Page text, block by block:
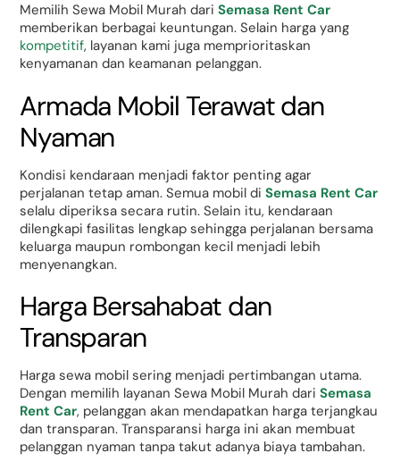
Memilih Sewa Mobil Murah dariSemasa Rent Car
memberikan berbagai keuntungan. Selain harga yang
kompetitif, layanan kami juga memprioritaskan
kenyamanan dan keamanan pelanggan.
Armada Mobil Terawat dan
Nyaman
Kondisi kendaraan menjadi faktor penting agar
perjalanan tetap aman. Semua mobil diSemasa Rent Car
selalu diperiksa secara rutin. Selain itu, kendaraan
dilengkapi fasilitas lengkap sehingga perjalanan bersama
keluarga maupun rombongan kecil menjadi lebih
menyenangkan.
Harga Bersahabat dan
Transparan
Harga sewa mobil sering menjadi pertimbangan utama.
Dengan memilih layanan Sewa Mobil Murah dariSemasa
Rent Car, pelanggan akan mendapatkan harga terjangkau
dan transparan. Transparansi harga ini akan membuat
pelanggan nyaman tanpa takut adanya biaya tambahan.